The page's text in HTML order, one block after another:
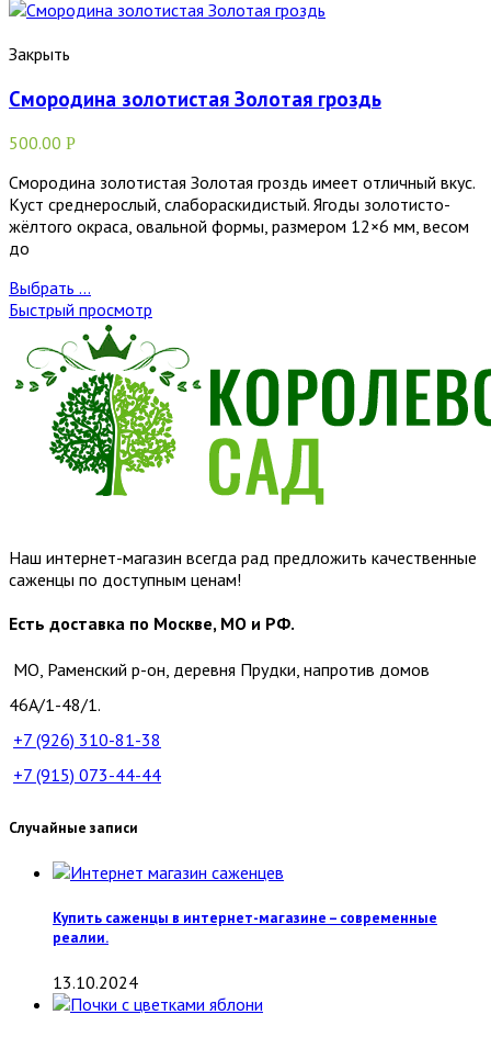
Закрыть
Смородина золотистая Золотая гроздь
500.00 Р
Смородина золотистая Золотая гроздь имеет отличный вкус.
Куст среднерослый, слабораскидистый. Ягоды золотисто-
жёлтого окраса, овальной формы, размером 12×6 мм, весом
до
Выбрать ...
Быстрый просмотр
Наш интернет-магазин всегда рад предложить качественные
саженцы по доступным ценам!
Есть доставка по Москве, МО и РФ.
МО, Раменский р-он, деревня Прудки, напротив домов
46А/1-48/1.
+7 (926) 310-81-38
+7 (915) 073-44-44
Случайные записи
Купить саженцы в интернет-магазине – современные
реалии.
13.10.2024